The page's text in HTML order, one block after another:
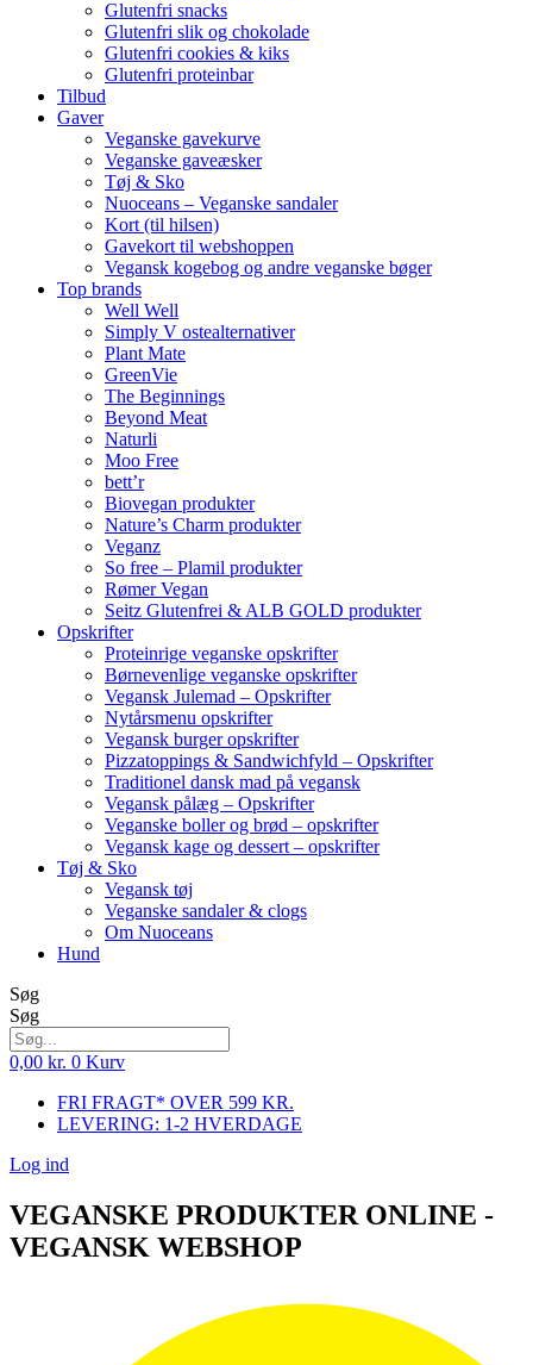
Glutenfri snacks
Glutenfri slik og chokolade
Glutenfri cookies & kiks
Glutenfri proteinbar
Tilbud
Gaver
Veganske gavekurve
Veganske gaveæsker
Tøj & Sko
Nuoceans – Veganske sandaler
Kort (til hilsen)
Gavekort til webshoppen
Vegansk kogebog og andre veganske bøger
Top brands
Well Well
Simply V ostealternativer
Plant Mate
GreenVie
The Beginnings
Beyond Meat
Naturli
Moo Free
bett’r
Biovegan produkter
Nature’s Charm produkter
Veganz
So free – Plamil produkter
Rømer Vegan
Seitz Glutenfrei & ALB GOLD produkter
Opskrifter
Proteinrige veganske opskrifter
Børnevenlige veganske opskrifter
Vegansk Julemad – Opskrifter
Nytårsmenu opskrifter
Vegansk burger opskrifter
Pizzatoppings & Sandwichfyld – Opskrifter
Traditionel dansk mad på vegansk
Vegansk pålæg – Opskrifter
Veganske boller og brød – opskrifter
Vegansk kage og dessert – opskrifter
Tøj & Sko
Vegansk tøj
Veganske sandaler & clogs
Om Nuoceans
Hund
Søg
Søg
0,00 kr. 0 Kurv
FRI FRAGT* OVER 599 KR.
LEVERING: 1-2 HVERDAGE
Log ind
VEGANSKE PRODUKTER ONLINE -
VEGANSK WEBSHOP